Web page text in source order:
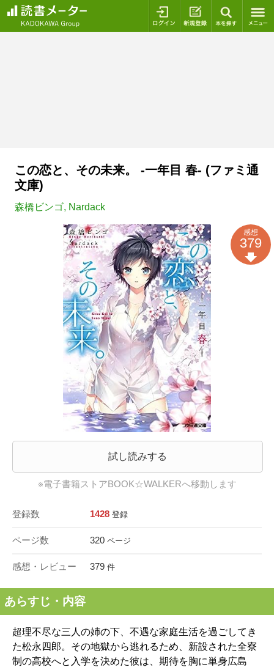
ログイン 新規登録
この恋と、その未来。 -一年目 春- (ファミ通
文庫)
森橋ビンゴ, Nardack
試し読みする
※電子書籍ストアBOOK☆WALKERへ移動します
登録数 1428 登録
ページ数 320 ページ
感想・レビュー 379 件
感想
379
あらすじ・内容
超理不尽な三人の姉の下、不遇な家庭生活を過ごしてき
た松永四郎。その地獄から逃れるため、新設された全寮
制の高校へと入学を決めた彼は、期待を胸に単身広島